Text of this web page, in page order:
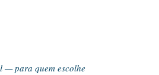
— para quem escolhe